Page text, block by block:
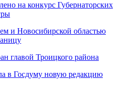
на конкурс Губернаторских
и Новосибирской областью
главой Троицкого района
в Госдуму новую редакцию